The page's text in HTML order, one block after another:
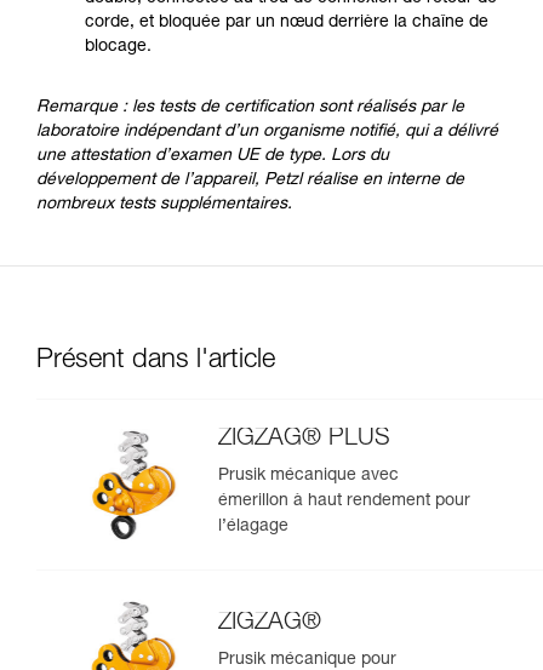
corde, et bloquée par un nœud derrière la chaîne de
blocage.
Remarque : les tests de certification sont réalisés par le
laboratoire indépendant d’un organisme notifié, qui a délivré
une attestation d’examen UE de type. Lors du
développement de l’appareil, Petzl réalise en interne de
nombreux tests supplémentaires.
Présent dans l'article
ZIGZAG® PLUS
Prusik mécanique avec
émerillon à haut rendement pour
l’élagage
ZIGZAG®
Prusik mécanique pour